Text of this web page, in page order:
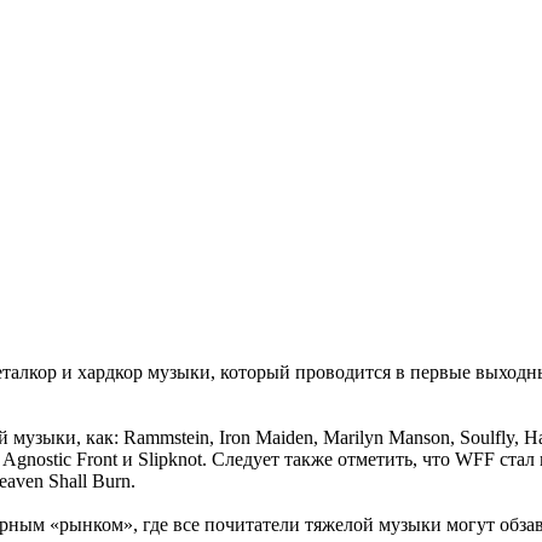
и хардкор музыки, который проводится в первые
музыки, как: Rammstein, Iron Maiden, Marilyn Manson, Soulfly,
Front и Slipknot. Следует также отметить, что WFF
Shall Burn.
«рынком», где все почитатели тяжелой музыки могут